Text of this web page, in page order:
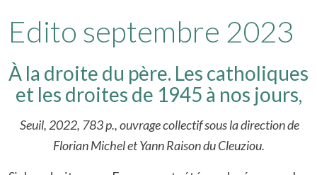
Edito septembre 2023
À la droite du père. Les catholiques
et les droites de 1945 à nos jours,
Seuil, 2022, 783 p., ouvrage collectif sous la direction de
Florian Michel et Yann Raison du Cleuziou.